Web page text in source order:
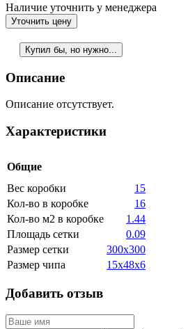
Наличие уточнить у менеджера
Уточнить цену
Купил бы, но нужно...
Описание
Описание отсутствует.
Характеристики
Общие
Вес коробки
15
Кол-во в коробке
16
Кол-во м2 в коробке
1.44
Площадь сетки
0.09
Размер сетки
300x300
Размер чипа
15x48x6
Добавить отзыв